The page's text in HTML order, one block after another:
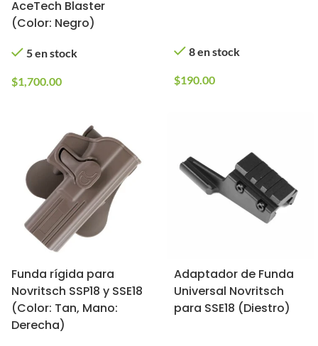
AceTech Blaster
(Color: Negro)
5 en stock
$1,700.00
8 en stock
$190.00
Funda rígida para
Novritsch SSP18 y SSE18
(Color: Tan, Mano:
Derecha)
Adaptador de Funda
Universal Novritsch
para SSE18 (Diestro)